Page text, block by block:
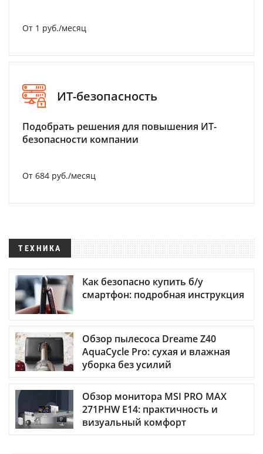
От 1 руб./месяц
ИТ-безопасность
Подобрать решения для повышения ИТ-
безопасности компании
От 684 руб./месяц
ТЕХНИКА
Как безопасно купить б/у
смартфон: подробная инструкция
Обзор пылесоса Dreame Z40
AquaCycle Pro: сухая и влажная
уборка без усилий
Обзор монитора MSI PRO MAX
271PHW E14: практичность и
визуальный комфорт